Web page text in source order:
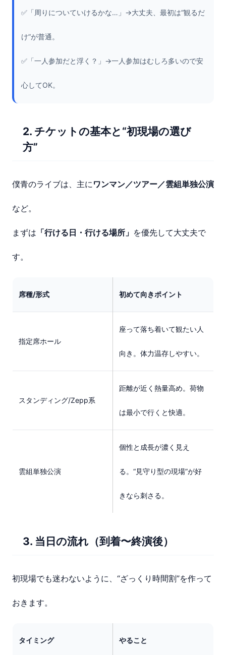
✅「周りについていけるかな…」→大丈夫、最初は“観るだ
け”が普通。
✅「一人参加だと浮く？」→一人参加はむしろ多いので安
心してOK。
2. チケットの基本と“初現場の選び
方”
僕青のライブは、主に ワンマン／ツアー／雲組単独公演
など。
まずは 「行ける日・行ける場所」 を優先して大丈夫で
す。
席種/形式 初めて向きポイント
指定席ホール
座って落ち着いて観たい人
向き。体力温存しやすい。
スタンディング/Zepp系
距離が近く熱量高め。荷物
は最小で行くと快適。
雲組単独公演
個性と成長が濃く見え
る。“見守り型の現場”が好
きなら刺さる。
3. 当日の流れ（到着〜終演後）
初現場でも迷わないように、“ざっくり時間割”を作って
おきます。
タイミング やること